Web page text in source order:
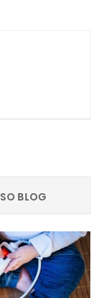
BLOG